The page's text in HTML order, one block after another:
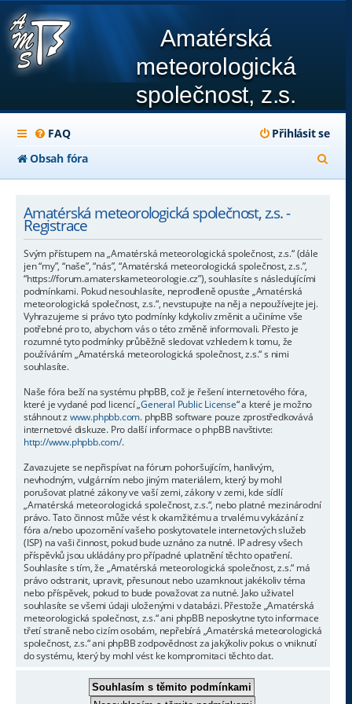
Amatérská
meteorologická
společnost, z.s.
FAQ
Přihlásit se
Obsah fóra
l
Amatérská meteorologická společnost, z.s. -
Registrace
Svým přístupem na „Amatérská meteorologická společnost, z.s.“ (dále
jen “my”, “naše”, “nás”, “Amatérská meteorologická společnost, z.s.”,
“https://forum.amaterskameteorologie.cz”), souhlasíte s následujícími
podmínkami. Pokud nesouhlasíte, neprodleně opusťte „Amatérská
meteorologická společnost, z.s.“, nevstupujte na něj a nepoužívejte jej.
Vyhrazujeme si právo tyto podmínky kdykoliv změnit a učiníme vše
potřebné pro to, abychom vás o této změně informovali. Přesto je
rozumné tyto podmínky průběžně sledovat vzhledem k tomu, že
používáním „Amatérská meteorologická společnost, z.s.“ s nimi
souhlasíte.
Naše fóra beží na systému phpBB, což je řešení internetového fóra,
které je vydané pod licencí „General Public License“ a které je možno
stáhnout z www.phpbb.com. phpBB software pouze zprostředkovává
internetové diskuze. Pro další informace o phpBB navštivte:
http://www.phpbb.com/.
Zavazujete se nepřispívat na fórum pohoršujícím, hanlivým,
nevhodným, vulgárním nebo jiným materiálem, který by mohl
porušovat platné zákony ve vaší zemi, zákony v zemi, kde sídlí
„Amatérská meteorologická společnost, z.s.“, nebo platné mezinárodní
právo. Tato činnost může vést k okamžitému a trvalému vykázání z
fóra a/nebo upozornění vašeho poskytovatele internetových služeb
(ISP) na vaši činnost, pokud bude uznáno za nutné. IP adresy všech
příspěvků jsou ukládány pro případné uplatnění těchto opatření.
Souhlasíte s tím, že „Amatérská meteorologická společnost, z.s.“ má
právo odstranit, upravit, přesunout nebo uzamknout jakékoliv téma
nebo příspěvek, pokud to bude považovat za nutné. Jako uživatel
souhlasíte se všemi údaji uloženými v databázi. Přestože „Amatérská
meteorologická společnost, z.s.“ ani phpBB neposkytne tyto informace
třetí straně nebo cizím osobám, nepřebírá „Amatérská meteorologická
společnost, z.s.“ ani phpBB zodpovědnost za jakýkoliv pokus o vniknutí
do systému, který by mohl vést ke kompromitaci těchto dat.